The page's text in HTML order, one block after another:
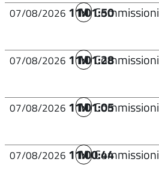
07/08/2026 11:01:50
MCommissioni
07/08/2026 11:01:28
MCommissioni
07/08/2026 11:01:05
MCommissioni
07/08/2026 11:00:44
MCommissioni